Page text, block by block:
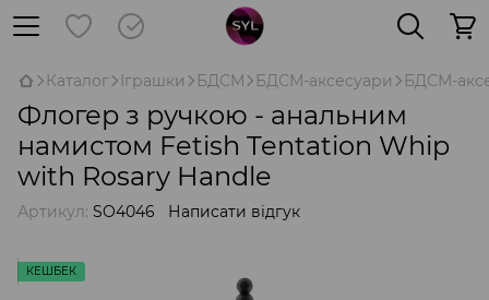
Каталог Іграшки БДСМ БДСМ-аксесуари БДСМ-
Флогер з ручкою - анальним
намистом Fetish Tentation Whip
with Rosary Handle
Артикул: SO4046 Написати відгук
КЕШБЕК